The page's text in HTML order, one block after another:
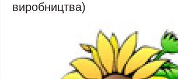
виробництва)